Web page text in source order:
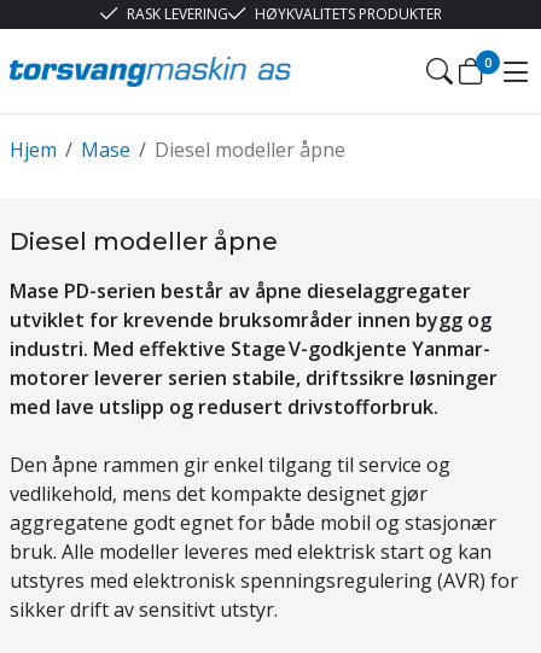
RASK LEVERING HØYKVALITETS PRODUKTER
0
/
Hjem /
Mase Diesel modeller åpne
Diesel modeller åpne
Mase PD-serien består av åpne dieselaggregater
utviklet for krevende bruksområder innen bygg og
industri. Med effektive Stage V-godkjente Yanmar-
motorer leverer serien stabile, driftssikre løsninger
med lave utslipp og redusert drivstofforbruk.
Den åpne rammen gir enkel tilgang til service og
vedlikehold, mens det kompakte designet gjør
aggregatene godt egnet for både mobil og stasjonær
bruk. Alle modeller leveres med elektrisk start og kan
utstyres med elektronisk spenningsregulering (AVR) for
sikker drift av sensitivt utstyr.